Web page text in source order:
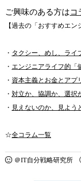
ご興味のある方はコ
【過去の「おすすめエン
・ タクシー、めし、ライ
・ エンジニアライフ的「
・ 資本主義とお金とアプ
・ 対立か、協調か、選択
・ 見えないのか、見よう
☆全コラム一覧
＠IT自分戦略研究所